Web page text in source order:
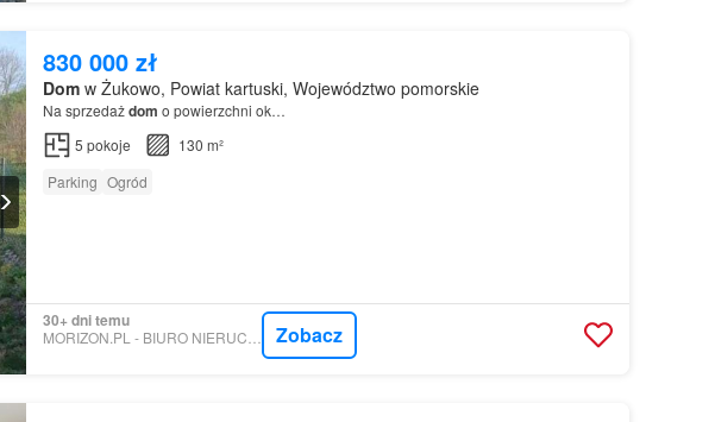
830 000 zł
Domw Żukowo, Powiat kartuski, Województwo pomorskie
Na sprzedażdom o powierzchni ok…
5 pokoje
130 m²
Parking Ogród
30+ dni temu
Zobacz